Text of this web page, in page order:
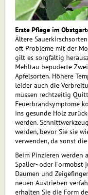
Erste Pflege im
Ältere
oft Probleme mit der
gilt es sorgfältig
Mehltau bepuderte
Apfelsorten. Höhere
leider auch die
müssen rechtzeitig
Feuerbrandsymptome
ins gesunde Holz
werden.
werden, bevor Sie sie
verwenden, da sonst
Beim Pinzieren werden
Spalier- oder Formobst
Daumen und
neuen Austrieben
erhalten Sie die Form